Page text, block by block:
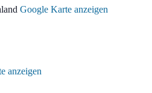
Google Karte anzeigen
anzeigen